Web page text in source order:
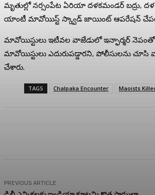
మృతుల్లో నర్సంపేట ఏరియా దళకమండర్ బద్రు,
యాంటీ మావోయిస్ట్ స్క్వాడ్ జాయింట్ ఆపరేషన్
మావోయిస్టులు ఇటీవల వాజేడులో ఇన్ఫార్మర్ నెపంతో
మావోయిస్టులు ఎదురుపడ్డారని, పోలీసులను చూసి
చేశారు.
TAGS Chalpaka Encounter Maoists
PREVIOUS ARTICLE